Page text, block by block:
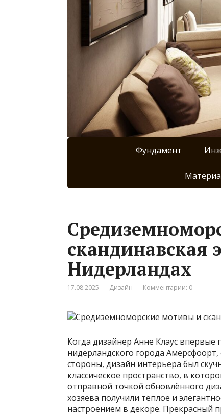
Фундамент
скандинавская
Нидерландах
17.08.2025 Дизайн Комментарии: 0
Когда дизайнер Анне Клаус впервые
нидерландского города
стороны, дизайн интерьера был
классическое пространство, в
отправной точкой обновлённого
хозяева получили тёплое и
настроением в декоре. Прекрасный